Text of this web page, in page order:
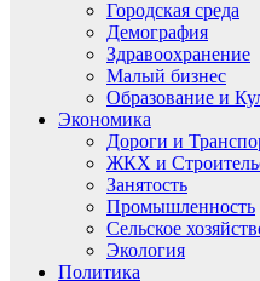
Городская среда
Демография
Здравоохранение
Малый бизнес
Образование и
Экономика
Дороги и
ЖКХ и
Занятость
Промышленность
Сельское
Экология
Политика